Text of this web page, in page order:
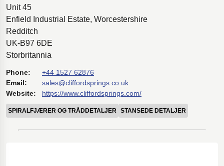
Unit 45
Enfield Industrial Estate, Worcestershire
Redditch
UK-B97 6DE
Storbritannia
Phone:
+44 1527 62876
Email:
sales@cliffordsprings.co.uk
Website:
https://www.cliffordsprings.com/
SPIRALFJÆRER OG TRÅDDETALJER STANSEDE DETALJER